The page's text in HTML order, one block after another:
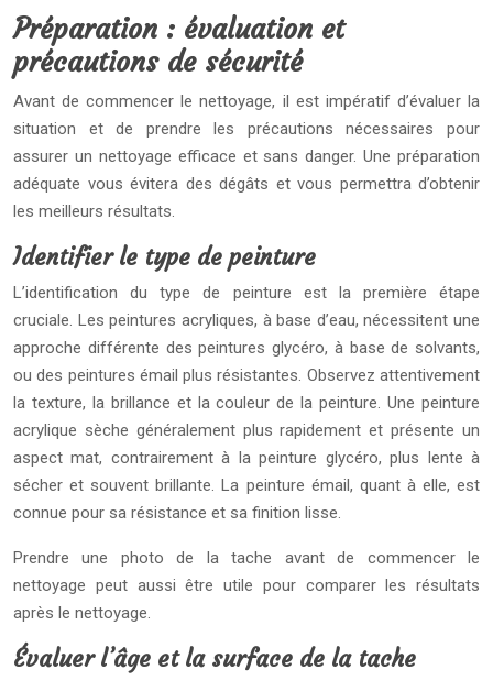
Préparation : évaluation et
précautions de sécurité
Avant de commencer le nettoyage, il est impératif d’évaluer la
situation et de prendre les précautions nécessaires pour
assurer un nettoyage efficace et sans danger. Une préparation
adéquate vous évitera des dégâts et vous permettra d’obtenir
les meilleurs résultats.
Identifier le type de peinture
L’identification du type de peinture est la première étape
cruciale. Les peintures acryliques, à base d’eau, nécessitent une
approche différente des peintures glycéro, à base de solvants,
ou des peintures émail plus résistantes. Observez attentivement
la texture, la brillance et la couleur de la peinture. Une peinture
acrylique sèche généralement plus rapidement et présente un
aspect mat, contrairement à la peinture glycéro, plus lente à
sécher et souvent brillante. La peinture émail, quant à elle, est
connue pour sa résistance et sa finition lisse.
Prendre une photo de la tache avant de commencer le
nettoyage peut aussi être utile pour comparer les résultats
après le nettoyage.
Évaluer l’âge et la surface de la tache